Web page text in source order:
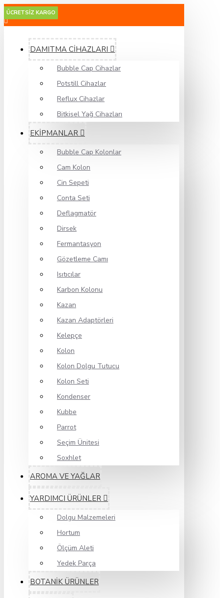
MENU
DAMITMA CİHAZLARI
Bubble Cap Cihazlar
Potstill Cihazlar
Reflux Cihazlar
Bitkisel Yağ Cihazları
EKİPMANLAR
Bubble Cap Kolonlar
Cam Kolon
Cin Sepeti
Conta Seti
Deflagmatör
Dirsek
Fermantasyon
Gözetleme Camı
Isıtıcılar
Karbon Kolonu
Kazan
Kazan Adaptörleri
Kelepçe
Kolon
Kolon Dolgu Tutucu
Kolon Seti
Kondenser
Kubbe
Parrot
Seçim Ünitesi
Soxhlet
AROMA VE YAĞLAR
YARDIMCI ÜRÜNLER
Dolgu Malzemeleri
Hortum
Ölçüm Aleti
Yedek Parça
BOTANİK ÜRÜNLER
ÜCRETSİZ KARGO
ÜCRETSİZ KARGO
ÜCRETSİZ KARGO
ÜCRETSİZ KARGO
ÜCRETSİZ KARGO
ÜCRETSİZ KARGO
ÜCRETSİZ KARGO
ÜCRETSİZ KARGO
ÜCRETSİZ KARGO